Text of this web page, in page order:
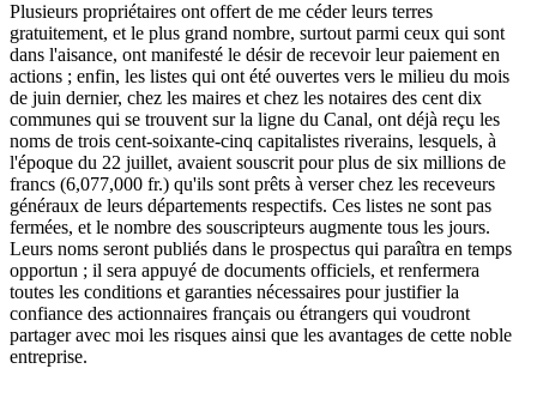
Plusieurs propriétaires ont offert de me céder leurs terres
gratuitement, et le plus grand nombre, surtout parmi ceux qui sont
dans l'aisance, ont manifesté le désir de recevoir leur paiement en
actions ; enfin, les listes qui ont été ouvertes vers le milieu du mois
de juin dernier, chez les maires et chez les notaires des cent dix
communes qui se trouvent sur la ligne du Canal, ont déjà reçu les
noms de trois cent-soixante-cinq capitalistes riverains, lesquels, à
l'époque du 22 juillet, avaient souscrit pour plus de six millions de
francs (6,077,000 fr.) qu'ils sont prêts à verser chez les receveurs
généraux de leurs départements respectifs. Ces listes ne sont pas
fermées, et le nombre des souscripteurs augmente tous les jours.
Leurs noms seront publiés dans le prospectus qui paraîtra en temps
opportun ; il sera appuyé de documents officiels, et renfermera
toutes les conditions et garanties nécessaires pour justifier la
confiance des actionnaires français ou étrangers qui voudront
partager avec moi les risques ainsi que les avantages de cette noble
entreprise.